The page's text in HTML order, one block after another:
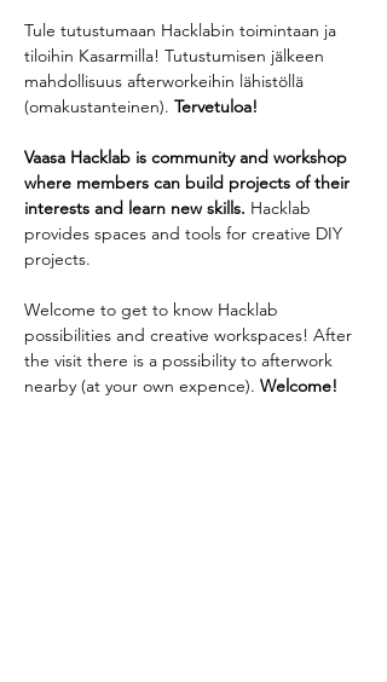
Tule tutustumaan Hacklabin toimintaan ja
tiloihin Kasarmilla! Tutustumisen jälkeen
mahdollisuus afterworkeihin lähistöllä
(omakustanteinen). Tervetuloa!
Vaasa Hacklab is community and workshop
where members can build projects of their
interests and learn new skills. Hacklab
provides spaces and tools for creative DIY
projects.
Welcome to get to know Hacklab
possibilities and creative workspaces! After
the visit there is a possibility to afterwork
nearby (at your own expence). Welcome!